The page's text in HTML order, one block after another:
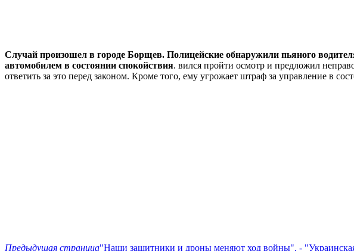
Случай произошел в городе Борщев. Полицейские обнаружили пьяного
автомобилем в состоянии спокойствия. вился пройти осмотр и предложил
ответить за это перед законом. Кроме того, ему угрожает штраф за управление в
Предыдущая страница"Наши защитники и дроны меняют ход войны", -